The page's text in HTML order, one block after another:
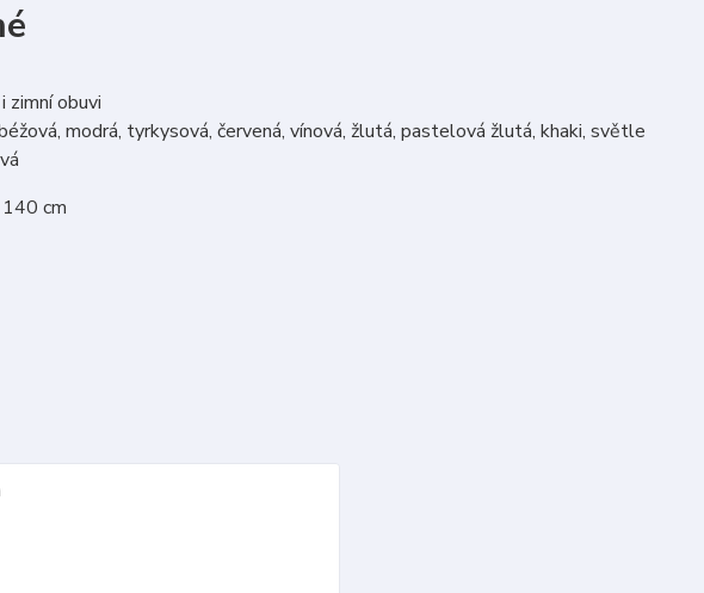
zimní obuvi
modrá, tyrkysová, červená, vínová, žlutá, pastelová žlutá, khaki, světle
cm